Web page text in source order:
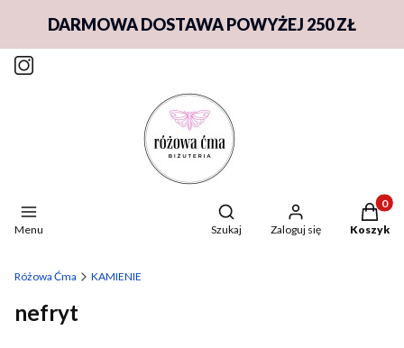
DARMOWA DOSTAWA POWYŻEJ 250 ZŁ
Menu
Otwórz wyszukiwarkę
Szukaj Zaloguj się Koszyk
Różowa Ćma KAMIENIE
nefryt